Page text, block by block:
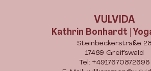
VULVIDA
Kathrin Bonhardt |
Steinbeckerstraße 28
17489 Greifswald
Tel: +4917670872696